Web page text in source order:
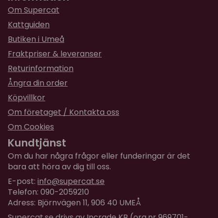
Om Supercat
Kattguiden
Butiken i Umeå
Fraktpriser & leveranser
Returinformation
Ångra din order
Köpvillkor
Om företaget / Kontakta oss
Om Cookies
Kundtjänst
Om du har några frågor eller funderingar är det
bara att höra av dig till oss.
E-post: info@supercat.se
Telefon: 090-2059210
Adress: Björnvägen 11, 906 40 UMEÅ